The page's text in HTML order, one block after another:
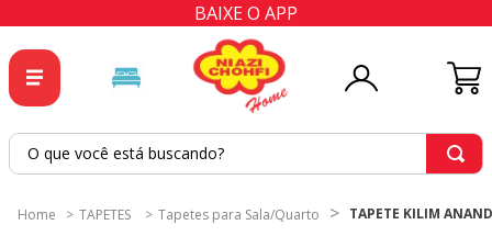
BAIXE O APP
O que você está buscando?
TAPETES Tapetes para Sala/Quarto TAPETE KILIM